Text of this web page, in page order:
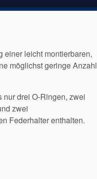
einer leicht montierbaren,
möglichst geringe Anzahl
nur drei O-Ringen, zwei
zwei
Federhalter enthalten.